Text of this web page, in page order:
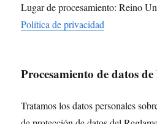
Lugar de procesamiento: Reino
Política de privacidad
Procesamiento de datos
Tratamos los datos personales